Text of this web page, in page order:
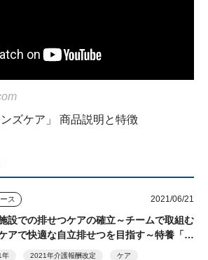
ンズケア」 商品説明と特徴
ス 2021/06/21
設での排せつケアの確立～チームで取組む
アで快適な自立排せつを目指す～特養「味
ていれぎ荘」×ユニ・チャーム メンリッケ
年 2021年介護報酬改定 ケア